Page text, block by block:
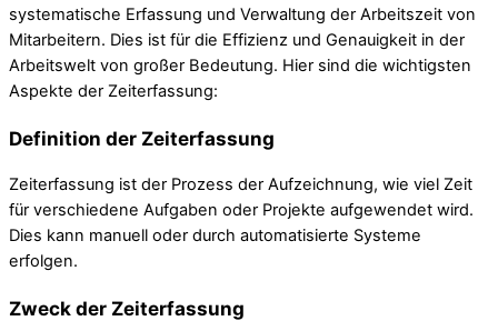
systematische Erfassung und Verwaltung der Arbeitszeit von
Mitarbeitern. Dies ist für die Effizienz und Genauigkeit in der
Arbeitswelt von großer Bedeutung. Hier sind die wichtigsten
Aspekte der Zeiterfassung:
Definition der Zeiterfassung
Zeiterfassung ist der Prozess der Aufzeichnung, wie viel Zeit
für verschiedene Aufgaben oder Projekte aufgewendet wird.
Dies kann manuell oder durch automatisierte Systeme
erfolgen.
Zweck der Zeiterfassung